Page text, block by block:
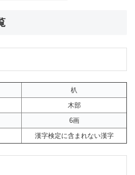
朳
木部
6画
漢字検定に含まれない漢字